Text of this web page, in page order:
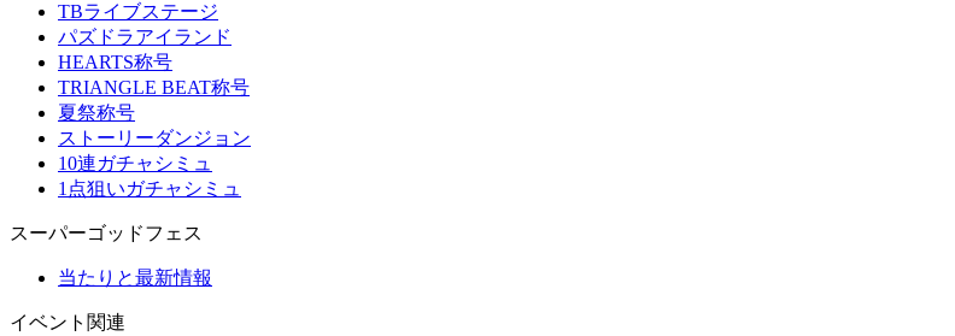
TBライブステージ
パズドラアイランド
HEARTS称号
TRIANGLE BEAT称号
夏祭称号
ストーリーダンジョン
10連ガチャシミュ
1点狙いガチャシミュ
スーパーゴッドフェス
当たりと最新情報
イベント関連